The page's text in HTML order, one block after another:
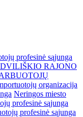
profesinė sąjunga
RAJONO
organizacija
Neringos miesto
profesinė sąjunga
profesinė sąjunga